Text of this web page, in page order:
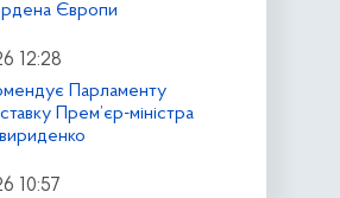
Європи
12:28
Парламенту
Прем’єр-міністра
10:57